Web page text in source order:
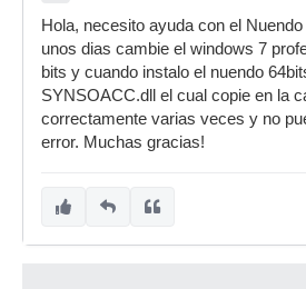
Hola, necesito ayuda con el
unos dias cambie el windows 7
bits y cuando instalo el nuendo
SYNSOACC.dll el cual copie en la
correctamente varias veces y no
error. Muchas gracias!